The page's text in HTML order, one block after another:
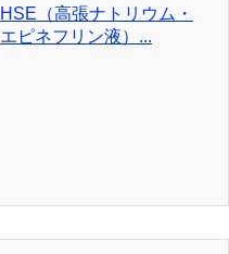
HSE（高張ナトリウム・
エピネフリン液）...